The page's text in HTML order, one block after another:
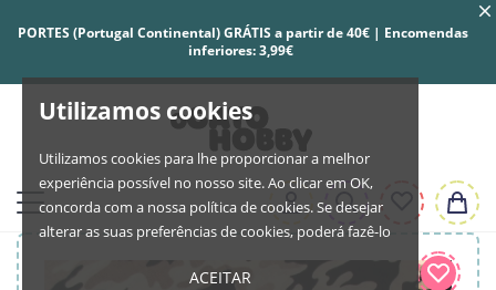
Utilizamos cookies
Utilizamos cookies para lhe proporcionar a melhor
experiência possível no nosso site. Ao clicar em OK,
concorda com a nossa política de cookies. Se desejar
alterar as suas preferências de cookies, poderá fazê-lo
ACEITAR
PORTES (Portugal Continental) GRÁTIS a partir de 40€ | Encomendas
inferiores: 3,99€